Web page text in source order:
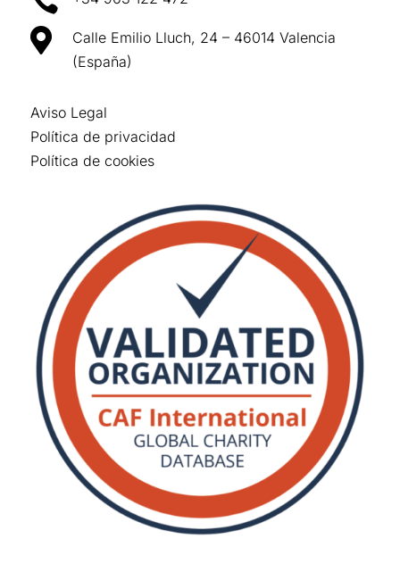

Calle Emilio Lluch, 24 – 46014 Valencia
(España)
Aviso Legal
Política de privacidad
Política de cookies